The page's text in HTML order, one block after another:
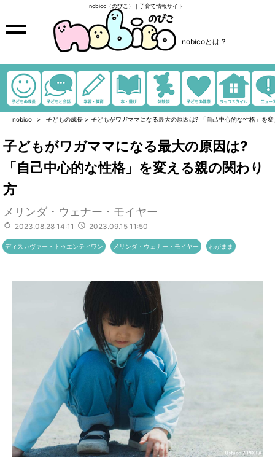
nobico（のびこ）｜子育て情報サイト
nobicoとは？
nobico 子どもの成長 > 子どもがワガママになる最大の原因は? 「自己中心的な性格」を
子どもがワガママになる最大の原因は?
「自己中心的な性格」を変える親の関わり
方
メリンダ・ウェナー・モイヤー
2023.08.28 14:11 2023.09.15 11:50
ディスカヴァー・トゥエンティワン メリンダ・ウェナー・モイヤー わがまま